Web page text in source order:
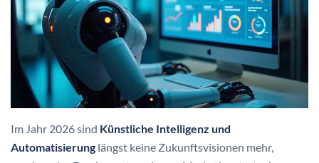
Im Jahr 2026 sind Künstliche Intelligenz und
Automatisierung längst keine Zukunftsvisionen mehr,